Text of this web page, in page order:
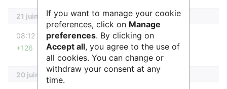
21 juin 2017
08:12 CiolekAnne
+126 Aucun résumé des modifications
20 juin 2017
If you want to manage your cookie
preferences, click on Manage
preferences. By clicking on
Accept all, you agree to the use of
all cookies. You can change or
withdraw your consent at any
time.